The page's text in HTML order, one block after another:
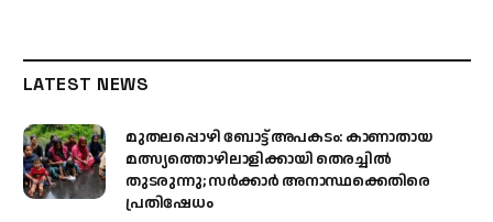
LATEST NEWS
മുതലപ്പൊഴി ബോട്ട് അപകടം: കാണാതായ
മത്സ്യത്തൊഴിലാളിക്കായി തെരച്ചിൽ
തുടരുന്നു; സർക്കാർ അനാസ്ഥക്കെതിരെ
പ്രതിഷേധം